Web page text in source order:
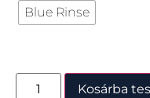
Blue Rinse
Kosárba